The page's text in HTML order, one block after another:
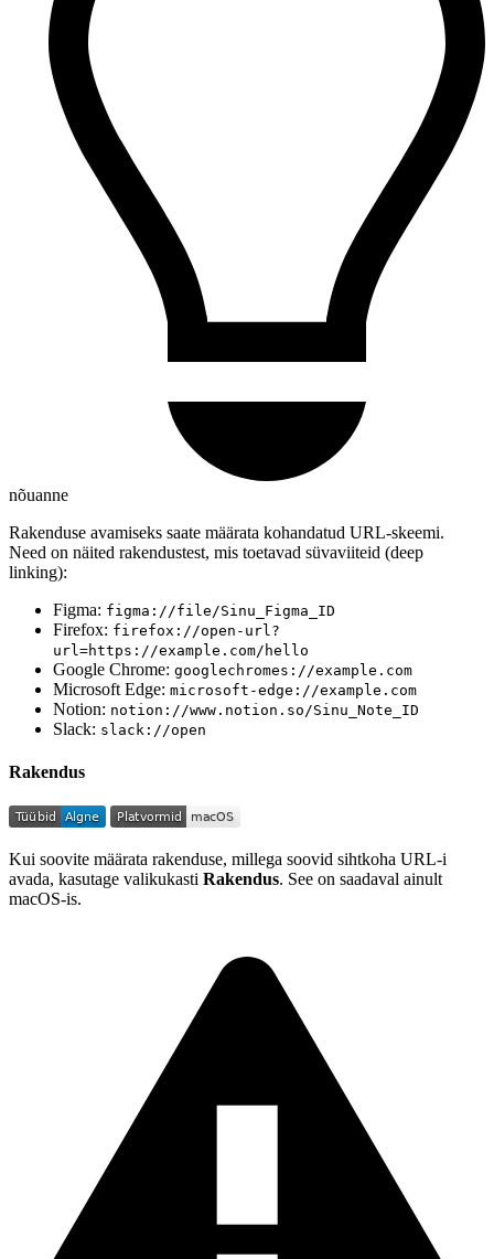
nõuanne
Rakenduse avamiseks saate määrata kohandatud URL-skeemi.
Need on näited rakendustest, mis toetavad süvaviiteid (deep
linking):
Figma: figma://file/Sinu_Figma_ID
Firefox: firefox://open-url?
url=https://example.com/hello
Google Chrome: googlechromes://example.com
Microsoft Edge: microsoft-edge://example.com
Notion: notion://www.notion.so/Sinu_Note_ID
Slack: slack://open
Rakendus
Kui soovite määrata rakenduse, millega soovid sihtkoha URL-i
avada, kasutage valikukasti Rakendus. See on saadaval ainult
macOS-is.